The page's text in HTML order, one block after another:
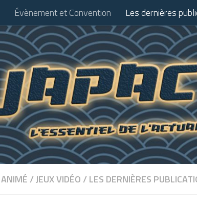
Évènement et Convention Les dernières
ANIMÉ /JEUX VIDÉO / LES DERNIÈRES